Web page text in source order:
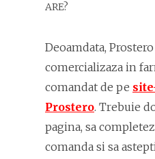
ARE?
Deoamdata,
comercializaza in
comandat de pe
Prostero. Trebuie
pagina, sa
comanda si sa